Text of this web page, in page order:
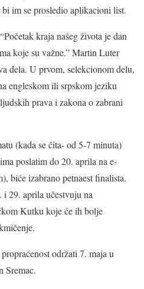
im se prosledio aplikacioni list.
kraja našeg života je dan
koje su važne.” Martin Luter
dela. U prvom, selekcionom delu,
engleskom ili srpskom jeziku
prava i zakona o zabrani
(kada se čita- od 5-7 minuta)
poslatim do 20. aprila na e-
biće izabrano petnaest finalista.
29. aprila učestvuju na
Kutku koje će ih bolje
održati 7. maja u
Sremac.